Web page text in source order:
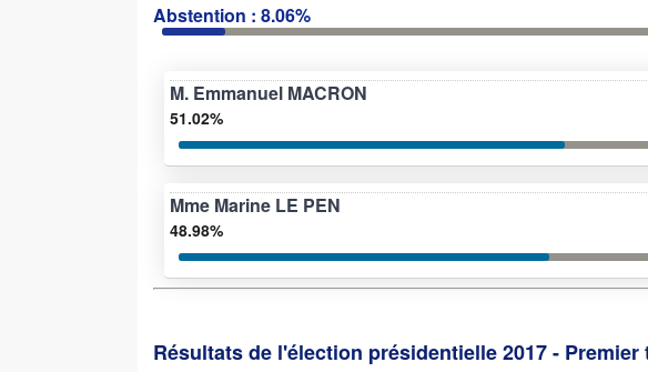
Abstention : 8.06%
M. Emmanuel MACRON
51.02%
Mme Marine LE PEN
48.98%
Résultats de l'élection présidentielle 2017 - Premier